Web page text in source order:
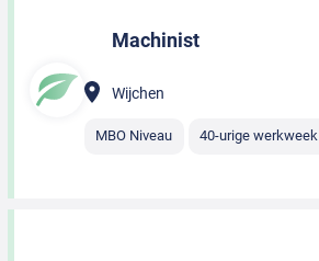
Machinist
Wijchen
MBO Niveau 40-urige werkweek